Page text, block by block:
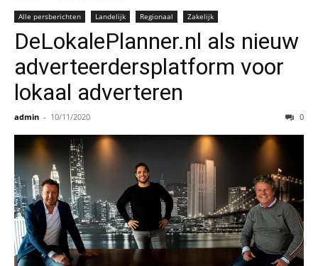
Alle persberichten Landelijk Regionaal Zakelijk
DeLokalePlanner.nl als nieuw
adverteerdersplatform voor
lokaal adverteren
admin - 10/11/2020 0